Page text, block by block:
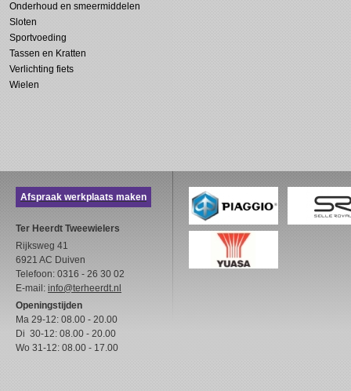
Onderhoud en smeermiddelen
Sloten
Sportvoeding
Tassen en Kratten
Verlichting fiets
Wielen
Afspraak werkplaats maken
Ter Heerdt Tweewielers
Rijksweg 41
6921 AC Duiven
Telefoon: 0316 - 26 30 02
E-mail: info@terheerdt.nl
Openingstijden
Ma 29-12: 08.00 - 20.00
Di 30-12: 08.00 - 20.00
Wo 31-12: 08.00 - 17.00